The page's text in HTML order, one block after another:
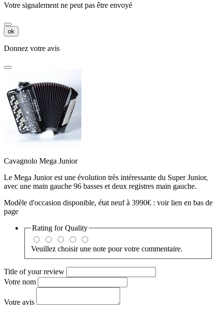
Votre signalement ne peut pas être envoyé
ok
Donnez votre avis
Cavagnolo Mega Junior
Le Mega Junior est une évolution très intéressante du Super Junior,
avec une main gauche 96 basses et deux registres main gauche.
Modèle d'occasion disponible, état neuf à 3990€ : voir lien en bas de
page
Rating forQuality
Veuillez choisir une note pour votre commentaire.
Title of your review
Votre nom
Votre avis